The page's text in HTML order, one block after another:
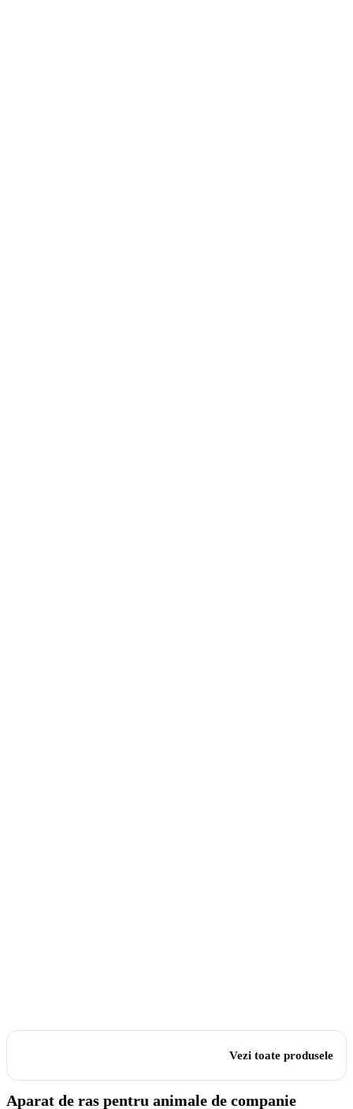
Vezi toate produsele
Aparat de ras pentru animale de companie